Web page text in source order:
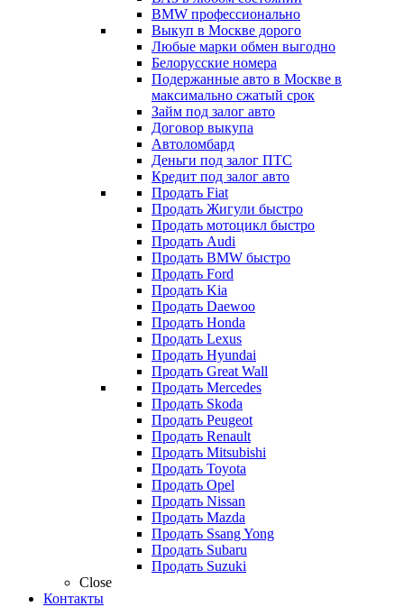
BMW профессионально
Выкуп в Москве дорого
Любые марки обмен выгодно
Белорусские номера
Подержанные авто в Москве в
максимально сжатый срок
Займ под залог авто
Договор выкупа
Автоломбард
Деньги под залог ПТС
Кредит под залог авто
Продать Fiat
Продать Жигули быстро
Продать мотоцикл быстро
Продать Audi
Продать BMW быстро
Продать Ford
Продать Kia
Продать Daewoo
Продать Honda
Продать Lexus
Продать Hyundai
Продать Great Wall
Продать Mercedes
Продать Skoda
Продать Peugeot
Продать Renault
Продать Mitsubishi
Продать Toyota
Продать Opel
Продать Nissan
Продать Mazda
Продать Ssang Yong
Продать Subaru
Продать Suzuki
Close
Контакты